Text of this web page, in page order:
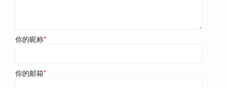
你的昵称*
你的邮箱*